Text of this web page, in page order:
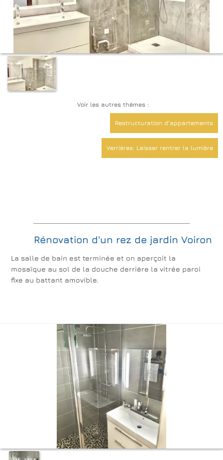
Voir les autres thèmes :
Restructuration d'appartements
Verrières: Laisser rentrer la lumière
Rénovation d'un rez de jardin Voiron
La salle de bain est terminée et on aperçoit la
mosaïque au sol de la douche derrière la vitrée paroi
fixe au battant amovible.